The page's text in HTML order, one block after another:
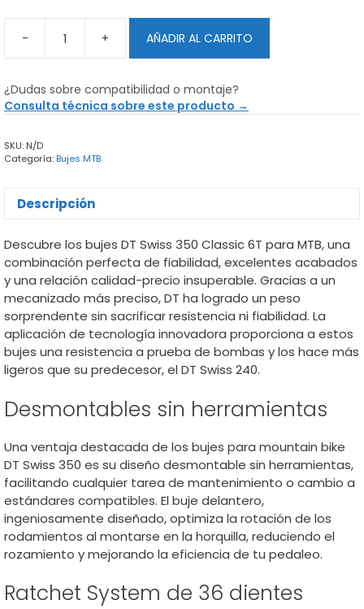
-
Bujes
DT
350
Classic
+ AÑADIR AL CARRITO
¿Dudas sobre compatibilidad o montaje?
Consulta técnica sobre este producto →
SKU: N/D
Categoría:Bujes MTB
Descripción
Descubre los bujes DT Swiss 350 Classic 6T para MTB, una
combinación perfecta de fiabilidad, excelentes acabados
y una relación calidad-precio insuperable. Gracias a un
mecanizado más preciso, DT ha logrado un peso
sorprendente sin sacrificar resistencia ni fiabilidad. La
aplicación de tecnología innovadora proporciona a estos
bujes una resistencia a prueba de bombas y los hace más
ligeros que su predecesor, el DT Swiss 240.
Desmontables sin herramientas
Una ventaja destacada de los bujes para mountain bike
DT Swiss 350 es su diseño desmontable sin herramientas,
facilitando cualquier tarea de mantenimiento o cambio a
estándares compatibles. El buje delantero,
ingeniosamente diseñado, optimiza la rotación de los
rodamientos al montarse en la horquilla, reduciendo el
rozamiento y mejorando la eficiencia de tu pedaleo.
Ratchet System de 36 dientes